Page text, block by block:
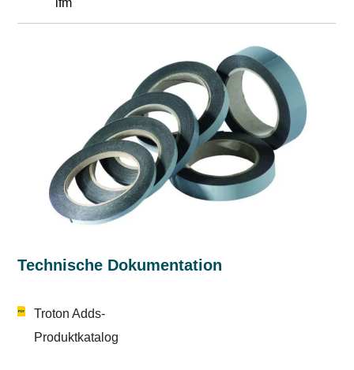
lfm
Technische Dokumentation
Troton Adds-
Produktkatalog